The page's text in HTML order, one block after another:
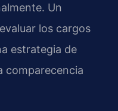
Un
los cargos
estrategia de
comparecencia